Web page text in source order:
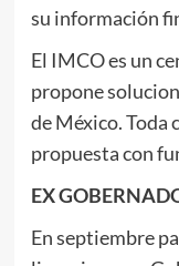
su información
El IMCO es un
propone
de México. Toda
propuesta con
EX
En septiembre